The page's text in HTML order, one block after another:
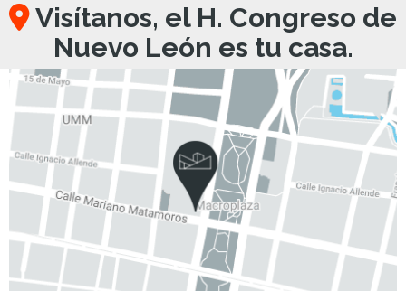
Visítanos, el H. Congreso de
Nuevo León es tu casa.